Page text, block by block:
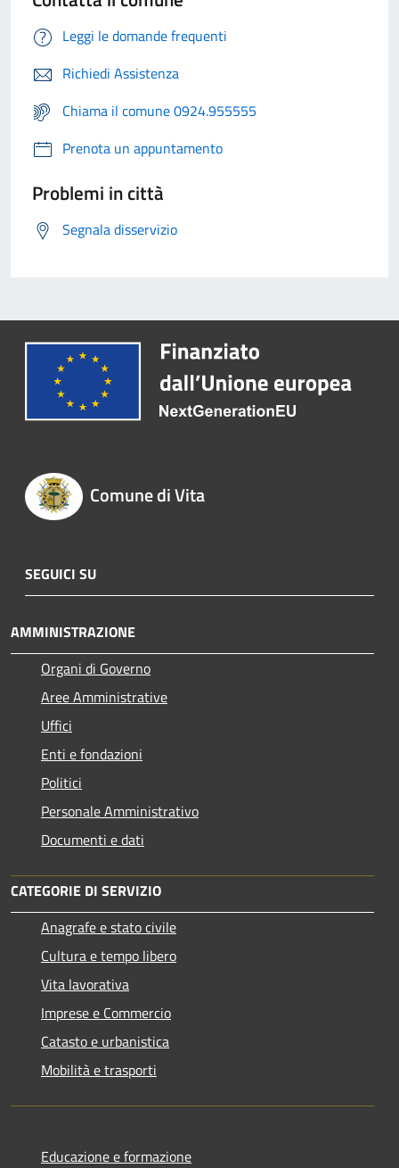
Leggi le domande frequenti
Richiedi Assistenza
Chiama il comune 0924.955555
Prenota un appuntamento
Problemi in città
Segnala disservizio
Comune di Vita
SEGUICI SU
AMMINISTRAZIONE
Organi di Governo
Aree Amministrative
Uffici
Enti e fondazioni
Politici
Personale Amministrativo
Documenti e dati
CATEGORIE DI SERVIZIO
Anagrafe e stato civile
Cultura e tempo libero
Vita lavorativa
Imprese e Commercio
Catasto e urbanistica
Mobilità e trasporti
Educazione e formazione